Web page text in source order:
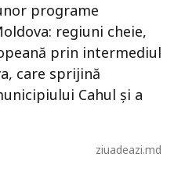
programe
regiuni cheie,
prin intermediul
care sprijină
Cahul și a
ziuadeazi.md